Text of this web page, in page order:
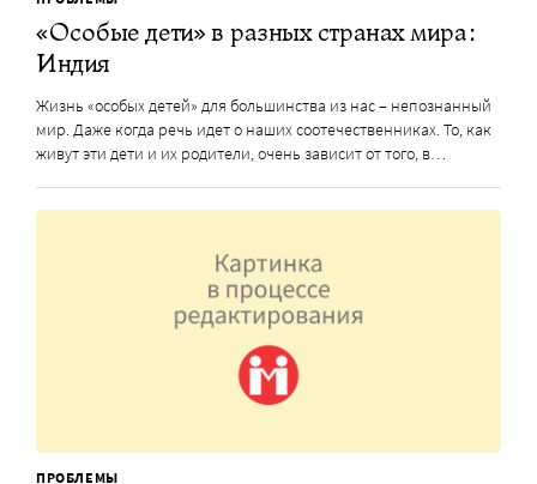
«Особые дети» в разных странах мира:
Индия
Жизнь «особых детей» для большинства из нас – непознанный
мир. Даже когда речь идет о наших соотечественниках. То, как
живут эти дети и их родители, очень зависит от того, в…
ПРОБЛЕМЫ